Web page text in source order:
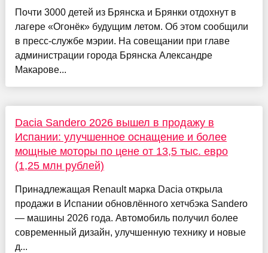
Почти 3000 детей из Брянска и Брянки отдохнут в
лагере «Огонёк» будущим летом. Об этом сообщили
в пресс-службе мэрии. На совещании при главе
администрации города Брянска Александре
Макарове...
Dacia Sandero 2026 вышел в продажу в
Испании: улучшенное оснащение и более
мощные моторы по цене от 13,5 тыс. евро
(1,25 млн рублей)
Принадлежащая Renault марка Dacia открыла
продажи в Испании обновлённого хетчбэка Sandero
— машины 2026 года. Автомобиль получил более
современный дизайн, улучшенную технику и новые
д...